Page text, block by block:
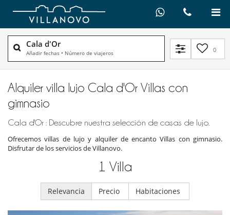
Cala d'Or
Añadir fechas • Número de viajeros 0
Alquiler villa lujo Cala d'Or Villas con
gimnasio
Cala d'Or : Descubre nuestra selección de casas de lujo.
Ofrecemos villas de lujo y alquiler de encanto Villas con gimnasio.
Disfrutar de los servicios de Villanovo.
1 Villa
Relevancia Precio Habitaciones